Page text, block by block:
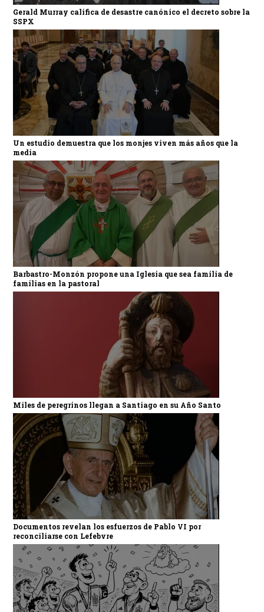
Gerald Murray califica de desastre canónico el decreto sobre la
SSPX
Un estudio demuestra que los monjes viven más años que la
media
Barbastro-Monzón propone una Iglesia que sea familia de
familias en la pastoral
Miles de peregrinos llegan a Santiago en su Año Santo
Documentos revelan los esfuerzos de Pablo VI por
reconciliarse con Lefebvre